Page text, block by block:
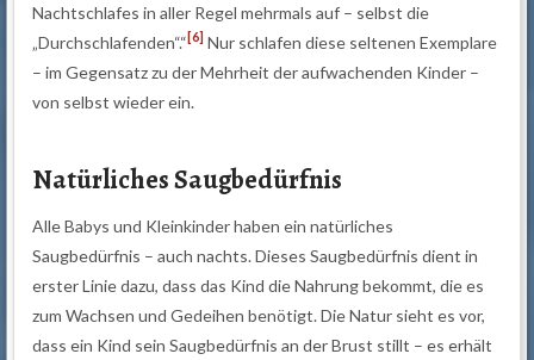
Nachtschlafes in aller Regel mehrmals auf – selbst die
„Durchschlafenden“.“[6] Nur schlafen diese seltenen Exemplare
– im Gegensatz zu der Mehrheit der aufwachenden Kinder –
von selbst wieder ein.
Natürliches Saugbedürfnis
Alle Babys und Kleinkinder haben ein natürliches
Saugbedürfnis – auch nachts. Dieses Saugbedürfnis dient in
erster Linie dazu, dass das Kind die Nahrung bekommt, die es
zum Wachsen und Gedeihen benötigt. Die Natur sieht es vor,
dass ein Kind sein Saugbedürfnis an der Brust stillt – es erhält